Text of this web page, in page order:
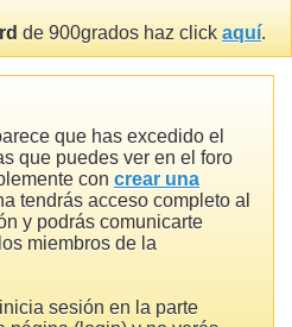
de 900grados haz click aquí.
que has excedido el
que puedes ver en el foro
con crear una
tendrás acceso completo al
y podrás comunicarte
miembros de la
sesión en la parte